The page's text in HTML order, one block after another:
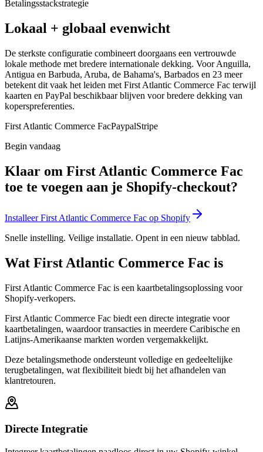
Betalingsstackstrategie
Lokaal + globaal evenwicht
De sterkste configuratie combineert doorgaans een vertrouwde
lokale methode met bredere internationale dekking. Voor Anguilla,
Antigua en Barbuda, Aruba, de Bahama's, Barbados en 23 meer
betekent dit vaak het leiden met First Atlantic Commerce Fac terwijl
kaarten en PayPal beschikbaar blijven voor bredere dekking van
koperspreferenties.
First Atlantic Commerce FacPaypalStripe
Begin vandaag
Klaar om First Atlantic Commerce Fac
toe te voegen aan je Shopify-checkout?
Installeer First Atlantic Commerce Fac op Shopify
Snelle instelling. Veilige installatie. Opent in een nieuw tabblad.
Wat First Atlantic Commerce Fac is
First Atlantic Commerce Fac is een kaartbetalingsoplossing voor
Shopify-verkopers.
First Atlantic Commerce Fac biedt een directe integratie voor
kaartbetalingen, waardoor transacties in meerdere Caribische en
Latijns-Amerikaanse markten worden vergemakkelijkt.
Deze betalingsmethode ondersteunt volledige en gedeeltelijke
terugbetalingen, wat flexibiliteit biedt bij het afhandelen van
klantretouren.
Directe Integratie